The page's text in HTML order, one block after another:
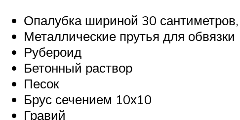
Опалубка шириной 30
Металлические прутья для обвязки
Рубероид
Бетонный раствор
Песок
Брус сечением 10х10
Гравий